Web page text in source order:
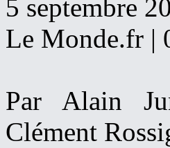
5 septembre
Le Monde.fr |
Par Alain
Clément